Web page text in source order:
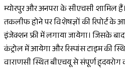
म्योरपुर और अनपरा के सीएचसी शामिल
तकलीफ होने पर विशेषज्ञों की रिपोर्ट के
इंजेक्शन फ्री में लगाया जायेगा। जिसके
कंट्रोल में आयेगा और रिस्पांस टाइम की
वाराणसी स्थित बीएचयू से संपूर्ण ह्दयरोग